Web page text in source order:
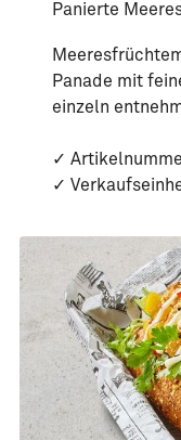
Panierte
Panade mit
einzeln
✓
✓